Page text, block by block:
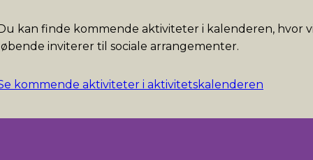
kan finde kommende aktiviteter i kalenderen, hvor
inviterer til sociale arrangementer.
kommende aktiviteter i aktivitetskalenderen